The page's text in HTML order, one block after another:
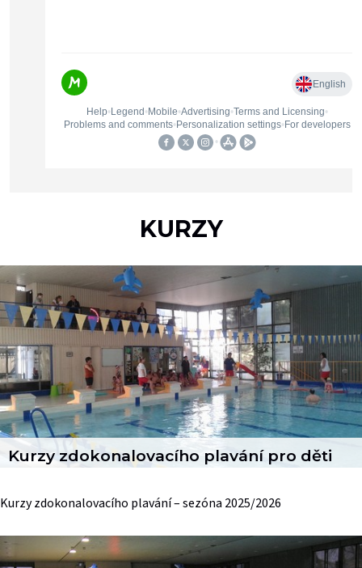
KURZY
Kurzy zdokonalovacího plavání pro děti
Kurzy zdokonalovacího plavání – sezóna 2025/2026